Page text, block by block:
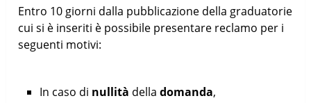
Entro 10 giorni dalla pubblicazione della graduatorie
cui si è inseriti è possibile presentare reclamo per i
seguenti motivi:
In caso di nullità della domanda,